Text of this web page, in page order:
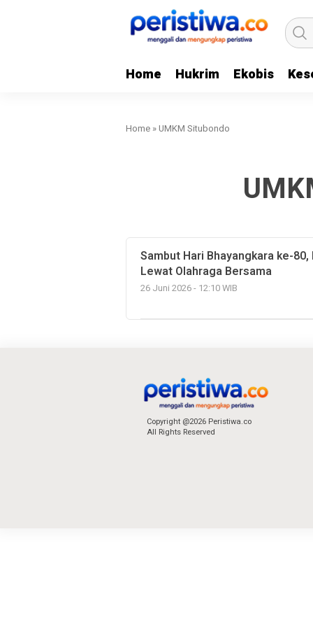
Home Hukrim Ekobis
Home »UMKM Situbondo
Sambut Hari Bhayangkara ke-
Lewat Olahraga Bersama
26 Juni 2026 - 12:10 WIB
Copyright @2026 Peristiwa.co
All Rights Reserved